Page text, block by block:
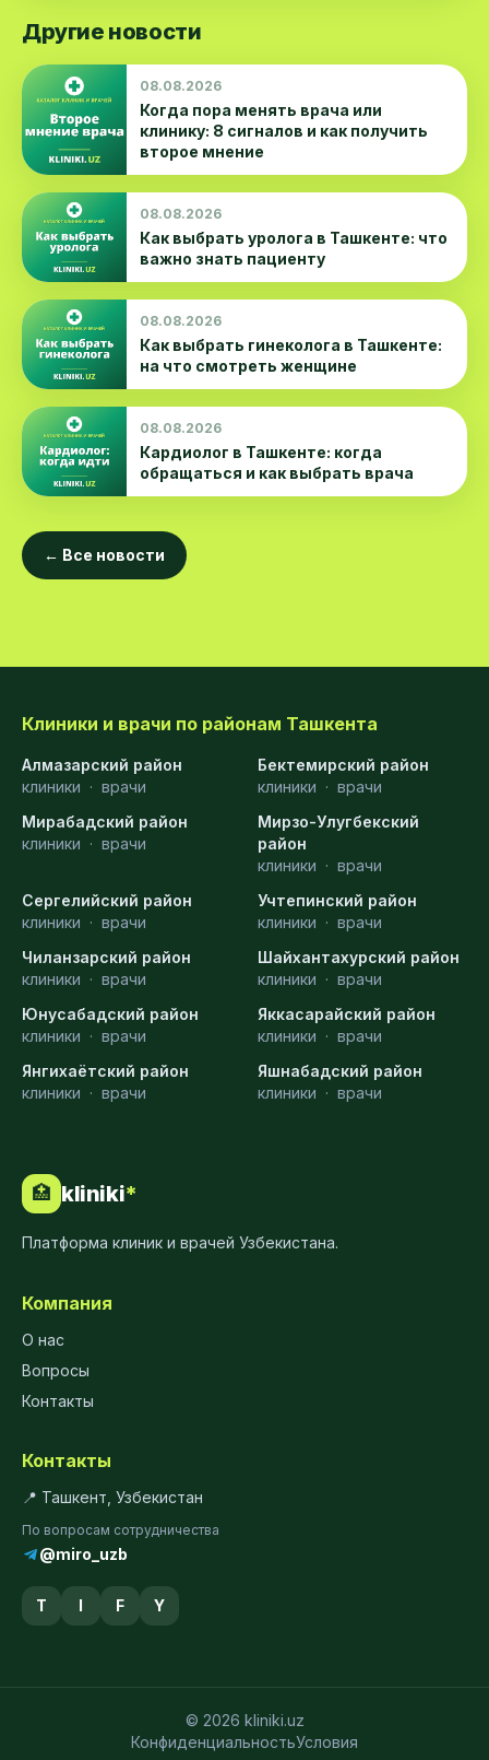
Другие новости
08.08.2026
Когда пора менять врача или
клинику: 8 сигналов и как получить
второе мнение
08.08.2026
Как выбрать уролога в Ташкенте: что
важно знать пациенту
08.08.2026
Как выбрать гинеколога в Ташкенте:
на что смотреть женщине
08.08.2026
Кардиолог в Ташкенте: когда
обращаться и как выбрать врача
← Все новости
Клиники и врачи по районам Ташкента
Алмазарский район
клиники · врачи
Бектемирский район
клиники · врачи
Мирабадский район
клиники · врачи
Мирзо-Улугбекский
район
клиники · врачи
Сергелийский район
клиники · врачи
Учтепинский район
клиники · врачи
Чиланзарский район
клиники · врачи
Шайхантахурский район
клиники · врачи
Юнусабадский район
клиники · врачи
Яккасарайский район
клиники · врачи
Янгихаётский район
клиники · врачи
Яшнабадский район
клиники · врачи
🏥 kliniki*
Платформа клиник и врачей Узбекистана.
Компания
О нас
Вопросы
Контакты
Контакты
📍 Ташкент, Узбекистан
По вопросам сотрудничества
@miro_uzb
T I F Y
© 2026 kliniki.uz
КонфиденциальностьУсловия